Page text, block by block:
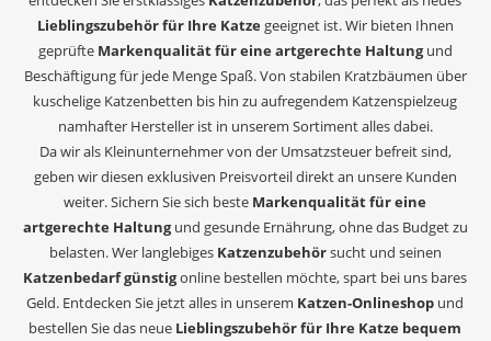
Lieblingszubehör für Ihre Katze geeignet ist. Wir bieten Ihnen
geprüfte Markenqualität für eine artgerechte Haltungund
Beschäftigung für jede Menge Spaß. Von stabilen Kratzbäumen über
kuschelige Katzenbetten bis hin zu aufregendem Katzenspielzeug
namhafter Hersteller ist in unserem Sortiment alles dabei.
Da wir als Kleinunternehmer von der Umsatzsteuer befreit sind,
geben wir diesen exklusiven Preisvorteil direkt an unsere Kunden
weiter. Sichern Sie sich beste Markenqualität für eine
artgerechte Haltungund gesunde Ernährung, ohne das Budget zu
belasten. Wer langlebiges Katzenzubehörsucht und seinen
Katzenbedarf günstigonline bestellen möchte, spart bei uns bares
Geld. Entdecken Sie jetzt alles in unserem Katzen-Onlineshop und
bestellen Sie das neue Lieblingszubehör für Ihre Katze bequem